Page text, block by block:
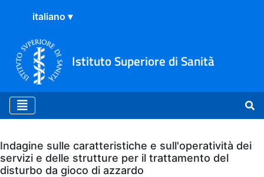
Istituto Superiore di Sanità
Archivio
Indagine sulle caratteristiche e sull'operatività dei
servizi e delle strutture per il trattamento del
disturbo da gioco di azzardo